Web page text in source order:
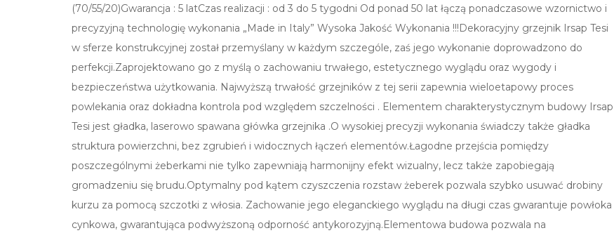
(70/55/20)Gwarancja : 5 latCzas realizacji : od 3 do 5 tygodni Od ponad 50 lat łączą ponadczasowe wzornictwo i
precyzyjną technologię wykonania „Made in Italy” Wysoka Jakość Wykonania !!!Dekoracyjny grzejnik Irsap Tesi
w sferze konstrukcyjnej został przemyślany w każdym szczególe, zaś jego wykonanie doprowadzono do
perfekcji.Zaprojektowano go z myślą o zachowaniu trwałego, estetycznego wyglądu oraz wygody i
bezpieczeństwa użytkowania. Najwyższą trwałość grzejników z tej serii zapewnia wieloetapowy proces
powlekania oraz dokładna kontrola pod względem szczelności . Elementem charakterystycznym budowy Irsap
Tesi jest gładka, laserowo spawana główka grzejnika .O wysokiej precyzji wykonania świadczy także gładka
struktura powierzchni, bez zgrubień i widocznych łączeń elementów.Łagodne przejścia pomiędzy
poszczególnymi żeberkami nie tylko zapewniają harmonijny efekt wizualny, lecz także zapobiegają
gromadzeniu się brudu.Optymalny pod kątem czyszczenia rozstaw żeberek pozwala szybko usuwać drobiny
kurzu za pomocą szczotki z włosia. Zachowanie jego eleganckiego wyglądu na długi czas gwarantuje powłoka
cynkowa, gwarantująca podwyższoną odporność antykorozyjną.Elementowa budowa pozwala na